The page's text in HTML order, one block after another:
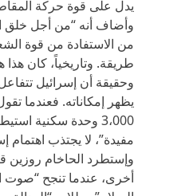
يدل على قوة حركة
وأضاف أنه “من أجل خلق
من الاستفادة من قوة
طريقة. وتاريخياً، كان
وحقيقة أن إسرائيل
يظهر إمكاناته. فعندما
3،000 وحدة سكنية
مفيدة”، لا يجتذب اهتمام
وإستطرد الحاخام روزين
أخرى، عندما تنجح “صوت